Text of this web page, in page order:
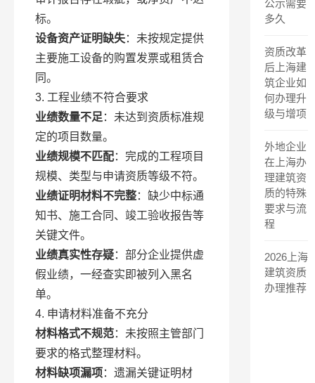
标。
设备资产证明缺失：未按规定提供
主要施工设备的购置发票或租赁合
同。
3. 工程业绩不符合要求
业绩数量不足 ：未达到资质标准规
定的项目数量。
业绩规模不匹配：完成的工程项目
规模、类型与申请资质等级不符。
业绩证明材料不完整：缺少中标通
知书、施工合同、竣工验收报告等
关键文件。
业绩真实性存疑：部分企业提供虚
假业绩，一经查实即被列入黑名
单。
4. 申请材料准备不充分
材料格式不规范：未按照主管部门
要求的格式整理材料。
材料缺项漏项 ：遗漏关键证明材
公示需要
多久
资质改革
后上海建
筑企业如
何办理升
级与增项
外地企业
在上海办
理建筑资
质的特殊
要求与流
程
2026上海
建筑资质
办理推荐